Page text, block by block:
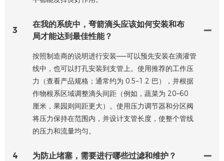
3
在我的系统中，弯箭滴头应该如何安装和布
局才能达到最佳性能？
按照制造商的说明进行安装——可以预先安装在滴灌管
线中，也可以打孔安装到支管上。使用推荐的工作压
力（查看产品规格；通常约为 0.5–1.2 巴），并根据
作物根系区域调整滴头间距（例如，蔬菜为 20–60
厘米，果园则间距更大）。使用压力调节器和分区阀
将压力保持在范围内，并设计支管长度，使整个管线
的压力和流量均匀。
4 为防止堵塞，需要进行哪些过滤和维护？